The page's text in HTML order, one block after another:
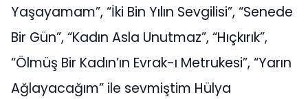
Yaşayamam”, “İki Bin Yılın Sevgilisi”, “Senede
Bir Gün”, “Kadın Asla Unutmaz”, “Hıçkırık”,
“Ölmüş Bir Kadın’ın Evrak-ı Metrukesi”, “Yarın
Ağlayacağım” ile sevmiştim Hülya